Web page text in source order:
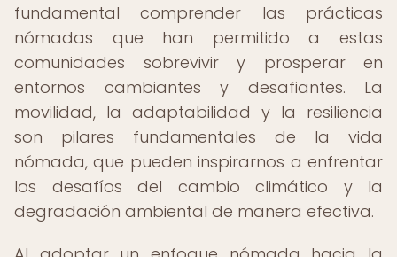
fundamental comprender las prácticas
nómadas que han permitido a estas
comunidades sobrevivir y prosperar en
entornos cambiantes y desafiantes. La
movilidad, la adaptabilidad y la resiliencia
son pilares fundamentales de la vida
nómada, que pueden inspirarnos a enfrentar
los desafíos del cambio climático y la
degradación ambiental de manera efectiva.